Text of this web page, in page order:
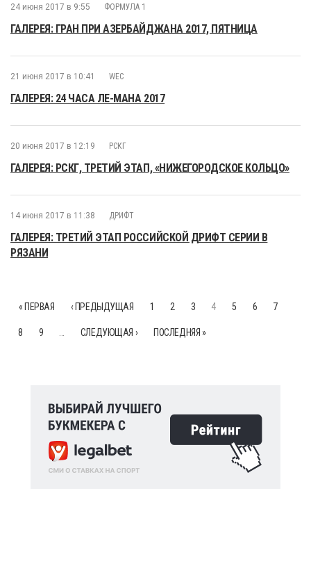
24 июня 2017 в 9:55 ФОРМУЛА 1
ГАЛЕРЕЯ: ГРАН ПРИ АЗЕРБАЙДЖАНА 2017, ПЯТНИЦА
21 июня 2017 в 10:41 WEC
ГАЛЕРЕЯ: 24 ЧАСА ЛЕ-МАНА 2017
20 июня 2017 в 12:19 РСКГ
ГАЛЕРЕЯ: РСКГ, ТРЕТИЙ ЭТАП, «НИЖЕГОРОДСКОЕ КОЛЬЦО»
14 июня 2017 в 11:38 ДРИФТ
ГАЛЕРЕЯ: ТРЕТИЙ ЭТАП РОССИЙСКОЙ ДРИФТ СЕРИИ В
РЯЗАНИ
« ПЕРВАЯ ‹ ПРЕДЫДУЩАЯ 1 2 3 4 5 6 7
8 9 СЛЕДУЮЩАЯ › ПОСЛЕДНЯЯ »